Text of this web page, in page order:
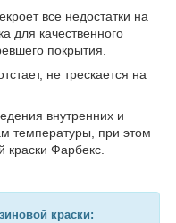
все недостатки на
для качественного
покрытия.
не трескается на
внутренних и
температуры, при этом
краски Фарбекс.
краски: